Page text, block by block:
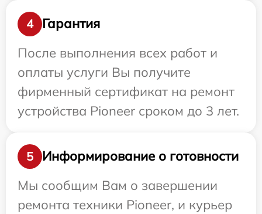
4
Гарантия
После выполнения всех работ и
оплаты услуги Вы получите
фирменный сертификат на ремонт
устройства Pioneer сроком до 3 лет.
5
Информирование о готовности
Мы сообщим Вам о завершении
ремонта техники Pioneer, и курьер